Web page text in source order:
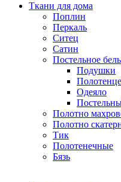
Ткани для дома
Поплин
Перкаль
Ситец
Сатин
Постельное
Подушки
Полотенце
Одеяло
Полотно
Полотно
Тик
Полотенечные
Бязь